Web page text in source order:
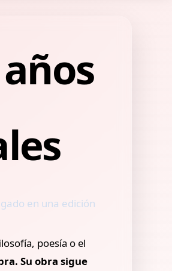
en una edición
poesía o el
Su obra sigue